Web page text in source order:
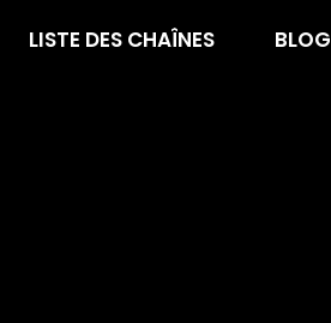
LISTE DES CHAÎNES BLOG